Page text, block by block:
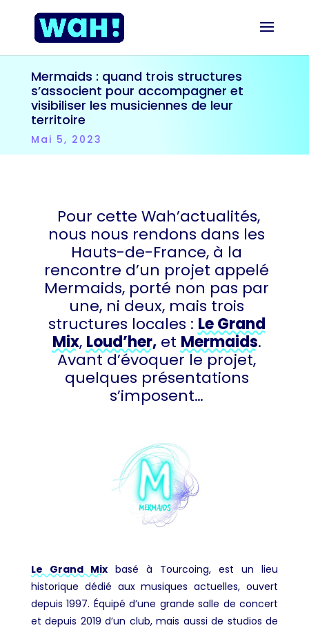
Mermaids : quand trois structures
s’associent pour accompagner et
visibiliser les musiciennes de leur
territoire
Mai 5, 2023
Pour cette Wah’actualités,
nous nous rendons dans les
Hauts-de-France, à la
rencontre d’un projet appelé
Mermaids, porté non pas par
une, ni deux, mais trois
structures locales : Le Grand
Mix, Loud’her,et Mermaids.
Avant d’évoquer le projet,
quelques présentations
s’imposent…
Le Grand Mixbasé à Tourcoing, est un lieu
historique dédié aux musiques actuelles, ouvert
depuis 1997. Équipé d’une grande salle de concert
et depuis 2019 d’un club, mais aussi de studios de